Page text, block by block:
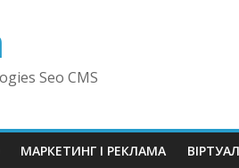
Seo CMS
МАРКЕТИНГ І РЕКЛАМА